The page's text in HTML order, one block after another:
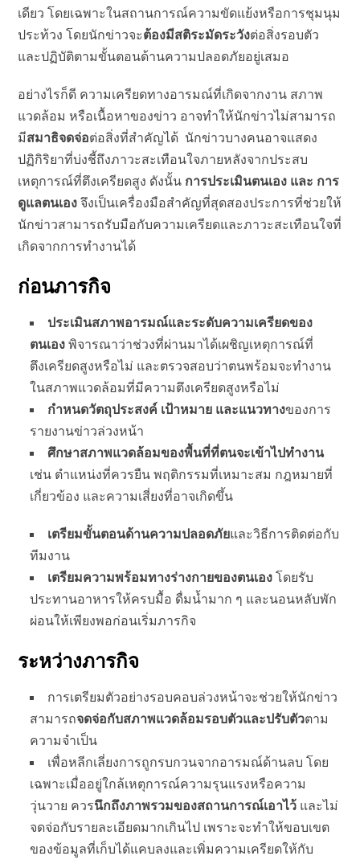
เดียว โดยเฉพาะในสถานการณ์ความขัดแย้งหรือการชุมนุม
ประท้วง โดยนักข่าวจะต้องมีสติระมัดระวังต่อสิ่งรอบตัว
และปฏิบัติตามขั้นตอนด้านความปลอดภัยอยู่เสมอ
อย่างไรก็ดี ความเครียดทางอารมณ์ที่เกิดจากงาน สภาพ
แวดล้อม หรือเนื้อหาของข่าว อาจทำให้นักข่าวไม่สามารถ
มีสมาธิจดจ่อต่อสิ่งที่สำคัญได้ นักข่าวบางคนอาจแสดง
ปฏิกิริยาที่บ่งชี้ถึงภาวะสะเทือนใจภายหลังจากประสบ
เหตุการณ์ที่ตึงเครียดสูง ดังนั้น การประเมินตนเอง และ การ
ดูแลตนเอง จึงเป็นเครื่องมือสำคัญที่สุดสองประการที่ช่วยให้
นักข่าวสามารถรับมือกับความเครียดและภาวะสะเทือนใจที่
เกิดจากการทำงานได้
ก่อนภารกิจ
ประเมินสภาพอารมณ์และระดับความเครียดของ
ตนเอง พิจารณาว่าช่วงที่ผ่านมาได้เผชิญเหตุการณ์ที่
ตึงเครียดสูงหรือไม่ และตรวจสอบว่าตนพร้อมจะทำงาน
ในสภาพแวดล้อมที่มีความตึงเครียดสูงหรือไม่
กำหนดวัตถุประสงค์ เป้าหมาย และแนวทางของการ
รายงานข่าวล่วงหน้า
ศึกษาสภาพแวดล้อมของพื้นที่ที่ตนจะเข้าไปทำงาน
เช่น ตำแหน่งที่ควรยืน พฤติกรรมที่เหมาะสม กฎหมายที่
เกี่ยวข้อง และความเสี่ยงที่อาจเกิดขึ้น
เตรียมขั้นตอนด้านความปลอดภัยและวิธีการติดต่อกับ
ทีมงาน
เตรียมความพร้อมทางร่างกายของตนเองโดยรับ
ประทานอาหารให้ครบมื้อ ดื่มน้ำมาก ๆ และนอนหลับพัก
ผ่อนให้เพียงพอก่อนเริ่มภารกิจ
ระหว่างภารกิจ
การเตรียมตัวอย่างรอบคอบล่วงหน้าจะช่วยให้นักข่าว
สามารถจดจ่อกับสภาพแวดล้อมรอบตัวและปรับตัวตาม
ความจำเป็น
เพื่อหลีกเลี่ยงการถูกรบกวนจากอารมณ์ด้านลบ โดย
เฉพาะเมื่ออยู่ใกล้เหตุการณ์ความรุนแรงหรือความ
วุ่นวาย ควรนึกถึงภาพรวมของสถานการณ์เอาไว้ และไม่
จดจ่อกับรายละเอียดมากเกินไป เพราะจะทำให้ขอบเขต
ของข้อมูลที่เก็บได้แคบลงและเพิ่มความเครียดให้กับ